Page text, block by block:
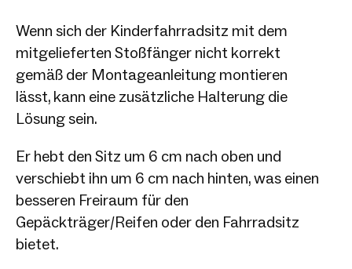
Wenn sich der Kinderfahrradsitz mit dem
mitgelieferten Stoßfänger nicht korrekt
gemäß der Montageanleitung montieren
lässt, kann eine zusätzliche Halterung die
Lösung sein.
Er hebt den Sitz um 6 cm nach oben und
verschiebt ihn um 6 cm nach hinten, was einen
besseren Freiraum für den
Gepäckträger/Reifen oder den Fahrradsitz
bietet.